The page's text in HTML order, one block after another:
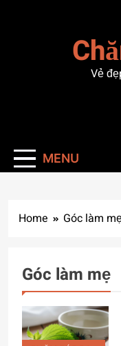
Vẻ
MENU
Home Góc làm
Góc làm mẹ